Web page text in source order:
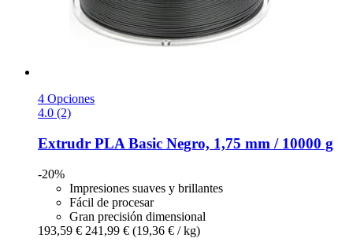
4 Opciones
4.0 (2)
Extrudr PLA Basic Negro, 1,75 mm / 10000 g
-20%
Impresiones suaves y brillantes
Fácil de procesar
Gran precisión dimensional
193,59 € 241,99 € (19,36 € / kg)